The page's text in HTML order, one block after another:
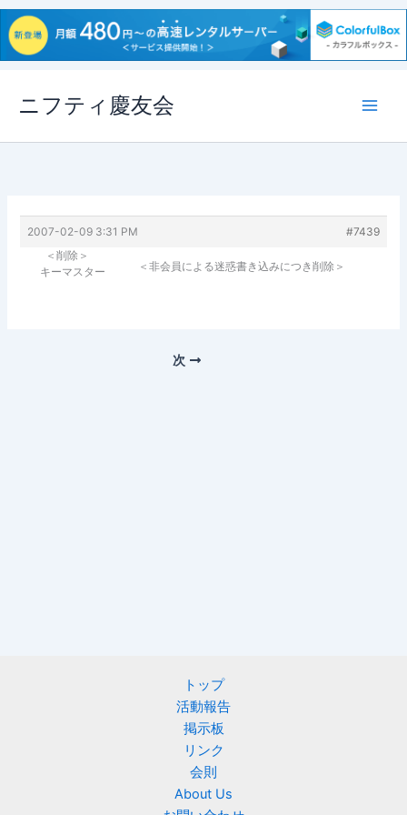
ス
ニフティ慶友会
2007-02-09 3:31 PM
#7439
＜削除＞
キーマスター
＜非会員による迷惑書き込みにつき削除＞
次
トップ
活動報告
掲示板
リンク
会則
About Us